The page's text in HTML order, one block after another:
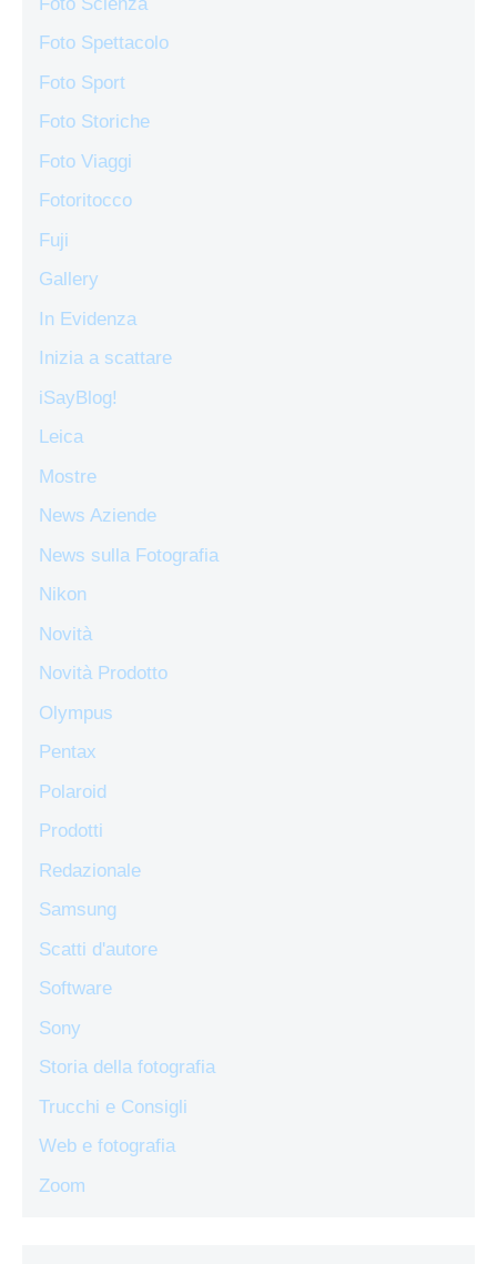
Foto Spettacolo
Foto Sport
Foto Storiche
Foto Viaggi
Fotoritocco
Fuji
Gallery
In Evidenza
Inizia a scattare
iSayBlog!
Leica
Mostre
News Aziende
News sulla Fotografia
Nikon
Novità
Novità Prodotto
Olympus
Pentax
Polaroid
Prodotti
Redazionale
Samsung
Scatti d'autore
Software
Sony
Storia della fotografia
Trucchi e Consigli
Web e fotografia
Zoom